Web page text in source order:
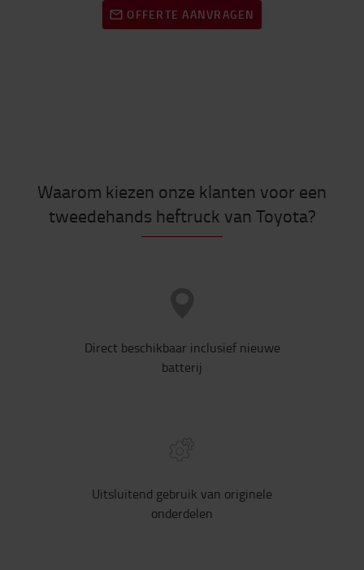
OFFERTE AANVRAGEN
Waarom kiezen onze klanten voor een
tweedehands heftruck van Toyota?
Direct beschikbaar inclusief nieuwe
batterij
Uitsluitend gebruik van originele
onderdelen